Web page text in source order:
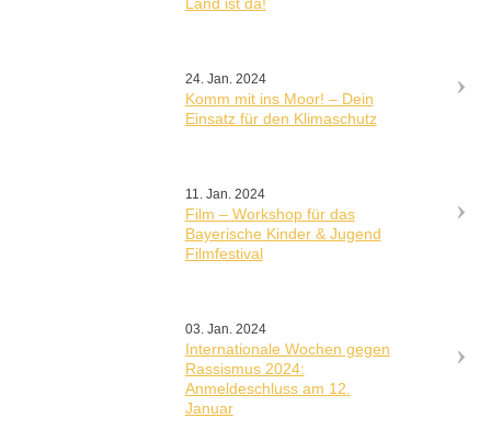
24. Jan. 2024
Komm mit ins Moor! – Dein
Einsatz für den Klimaschutz
11. Jan. 2024
Film – Workshop für das
Bayerische Kinder & Jugend
Filmfestival
03. Jan. 2024
Internationale Wochen gegen
Rassismus 2024:
Anmeldeschluss am 12.
Januar